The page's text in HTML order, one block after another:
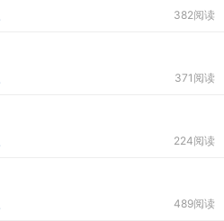
382阅读
371阅读
224阅读
489阅读